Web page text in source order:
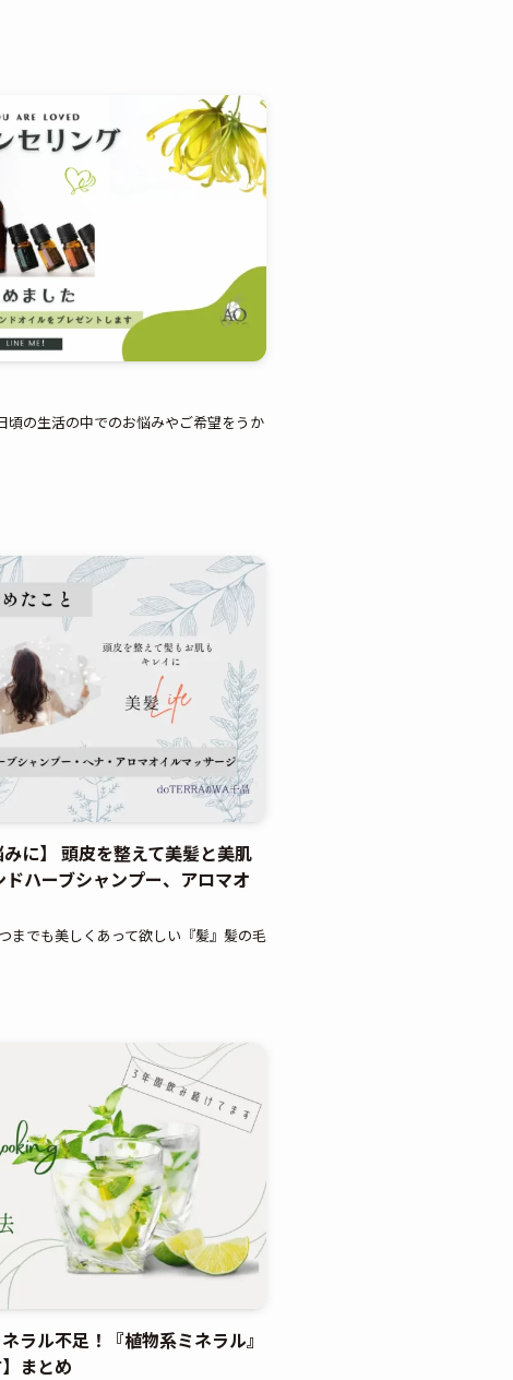
頃の生活の中でのお悩みやご希望をうか
みに】 頭皮を整えて美髪と美肌
ハーブシャンプー、アロマオ
までも美しくあって欲しい『髪』髪の毛
ラル不足！『植物系ミネラル』
まとめ